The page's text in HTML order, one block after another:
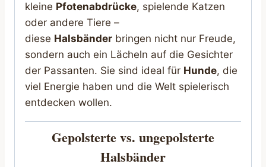
kleine Pfotenabdrücke, spielende Katzen
oder andere Tiere –
diese Halsbänder bringen nicht nur Freude,
sondern auch ein Lächeln auf die Gesichter
der Passanten. Sie sind ideal für Hunde, die
viel Energie haben und die Welt spielerisch
entdecken wollen.
Gepolsterte vs. ungepolsterte
Halsbänder